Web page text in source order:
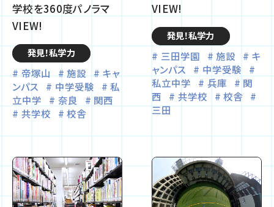
学校を360度パノラマ
VIEW!
発見！私学力
帝塚山 施設
キャ
ンパス
中学受験
私
立中学
奈良
関西
共学校
校舎
VIEW!
発見！私学力
三田学園 施設
キ
ャンパス
中学受験
私立中学
兵庫
関
西
共学校
校舎
三田